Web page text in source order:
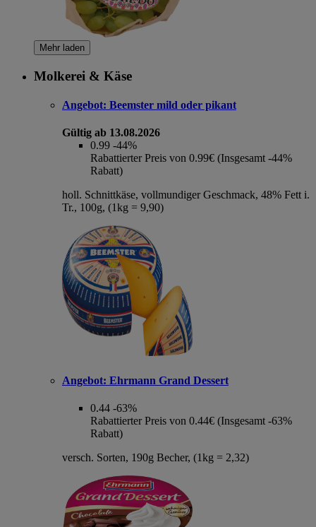
Mehr laden
Molkerei & Käse
Angebot: Beemster mild oder pikant
Gültig ab 13.08.2026
0.99 -44%
Rabattierter Preis von 0.99€ (Insgesamt -44%
Rabatt)
holl. Schnittkäse, vollmundiger Geschmack, 48% Fett i.
Tr., 100g, (1kg = 9,90)
Angebot: Ehrmann Grand Dessert
0.44 -63%
Rabattierter Preis von 0.44€ (Insgesamt -63%
Rabatt)
versch. Sorten, 190g Becher, (1kg = 2,32)